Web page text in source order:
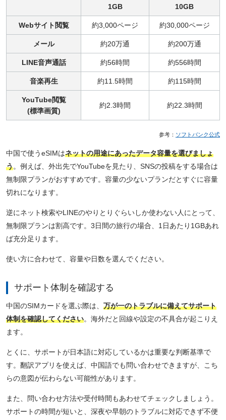
1GB 10GB
Webサイト閲覧 約3,000ページ 約30,000ページ
メール 約20万通 約200万通
LINE音声通話 約56時間 約556時間
音楽再生 約11.5時間 約115時間
YouTube閲覧
(標準画質)
約2.3時間 約22.3時間
参考： ソフトバンク公式
中国で使うeSIMはネットの用途にあったデータ容量を選びましょ
う。例えば、外出先でYouTubeを見たり、SNSの投稿をする場合は
無制限プランがおすすめです。容量の少ないプランだとすぐに容量
切れになります。
逆にネット検索やLINEのやりとりぐらいしか使わない人にとって、
無制限プランは割高です。3日間の旅行の場合、1日あたり1GBあれ
ば充分足ります。
使い方に合わせて、容量や日数を選んでください。
サポート体制を確認する
中国のSIMカードを選ぶ際は、 万が一のトラブルに備えてサポート
体制を確認してください。海外だと回線や設定の不具合が起こりえ
ます。
とくに、サポートが日本語に対応しているかは重要な判断基準で
す。翻訳アプリを使えば、中国語でも問い合わせできますが、こち
らの意図が伝わらない可能性があります。
また、問い合わせ方法や受付時間もあわせてチェックしましょう。
サポートの時間が短いと、深夜や早朝のトラブルに対応できず不便